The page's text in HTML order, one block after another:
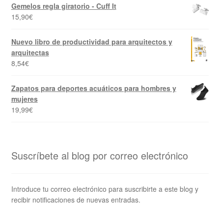
Gemelos regla giratorio - Cuff It
15,90€
Nuevo libro de productividad para arquitectos y
arquitectas
8,54€
Zapatos para deportes acuáticos para hombres y
mujeres
19,99€
Suscríbete al blog por correo electrónico
Introduce tu correo electrónico para suscribirte a este blog y
recibir notificaciones de nuevas entradas.